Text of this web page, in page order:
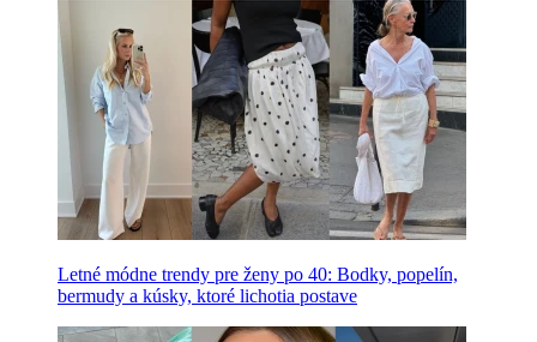
Letné módne trendy pre ženy po 40: Bodky, popelín,
bermudy a kúsky, ktoré lichotia postave